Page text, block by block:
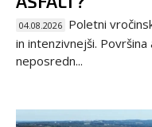
04.08.2026 Poletni
in intenzivnejši.
neposredn...